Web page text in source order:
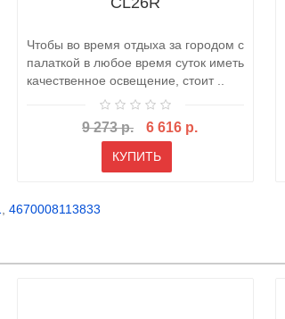
Чтобы во время отдыха за городом с
палаткой в любое время суток иметь
качественное освещение, стоит ..
9 273 р. 6 616 р.
КУПИТЬ
4670008113833